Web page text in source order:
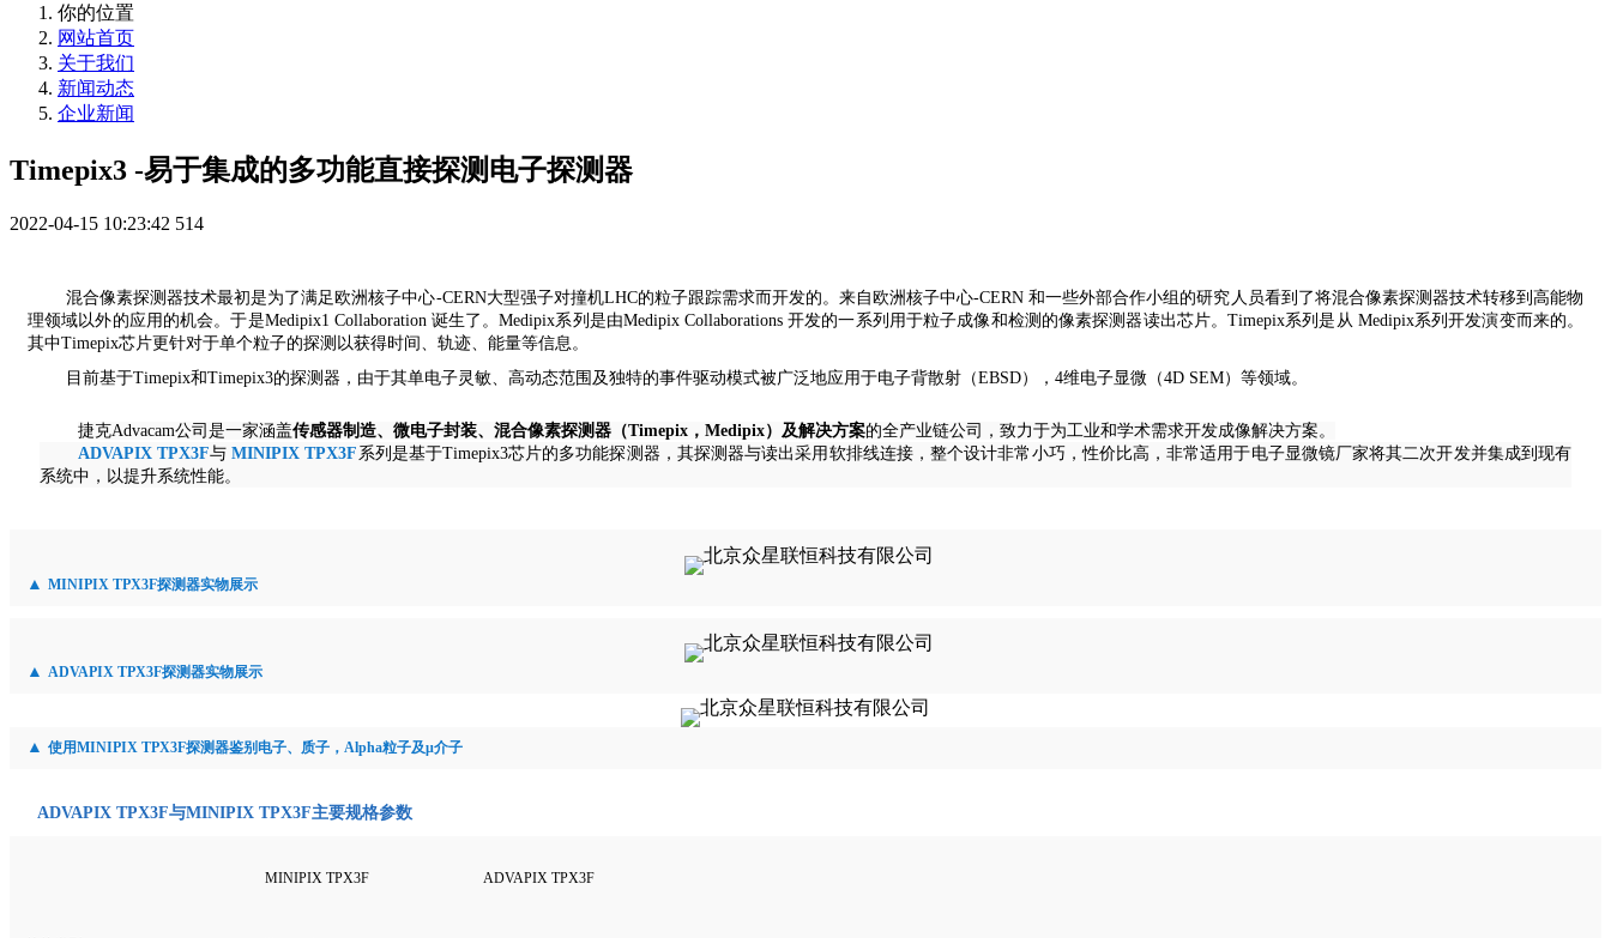
你的位置
网站首页
关于我们
新闻动态
企业新闻
Timepix3 -易于集成的多功能直接探测电子探测器
2022-04-15 10:23:42 514
混合像素探测器技术最初是为了满足欧洲核子中心-CERN大型强子对撞机LHC的粒子跟踪需求而开发的。来自欧洲核子中心-CERN 和一些外部合作小组的研究人员看到了将混合像素探测器技术转移到高能物
理领域以外的应用的机会。于是Medipix1 Collaboration 诞生了。Medipix系列是由Medipix Collaborations 开发的一系列用于粒子成像和检测的像素探测器读出芯片。Timepix系列是从 Medipix系列开发演变而来的。
其中Timepix芯片更针对于单个粒子的探测以获得时间、轨迹、能量等信息。
目前基于Timepix和Timepix3的探测器，由于其单电子灵敏、高动态范围及独特的事件驱动模式被广泛地应用于电子背散射（EBSD），4维电子显微（4D SEM）等领域。
捷克Advacam公司是一家涵盖传感器制造、微电子封装、混合像素探测器（Timepix，Medipix）及解决方案的全产业链公司， 致力于为工业和学术需求开发成像解决方案。
ADVAPIX TPX3F与MINIPIX TPX3F 系列是基于Timepix3芯片的多功能探测器，其探测器与读出采用软排线连接，整个设计非常小巧，性价比高，非常适用于电子显微镜厂家将其二次开发并集成到现有
系统中，以提升系统性能。
▲ MINIPIX TPX3F探测器实物展示
▲ ADVAPIX TPX3F探测器实物展示
▲ 使用MINIPIX TPX3F探测器鉴别电子、质子，Alpha粒子及μ介子
ADVAPIX TPX3F与MINIPIX TPX3F主要规格参数
MINIPIX TPX3F ADVAPIX TPX3F